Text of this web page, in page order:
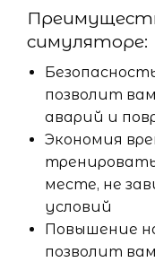
симуляторе:
позволит
аварий и
Экономия
месте, не
условий
Повышение
позволит